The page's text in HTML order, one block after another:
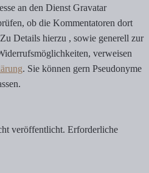
an den Dienst Gravatar
ob die Kommentatoren dort
Details hierzu , sowie generell zur
verweisen
. Sie können gern Pseudonyme
veröffentlicht. Erforderliche